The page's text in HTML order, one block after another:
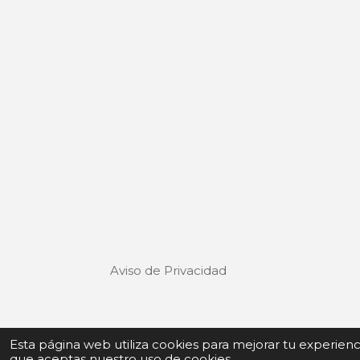
Esta página web utiliza cookies para mejorar tu
Aviso de Privacidad